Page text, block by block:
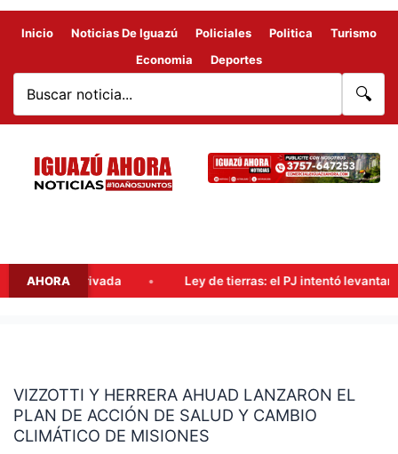
Inicio Noticias De Iguazú Policiales Politica
Turismo
Economia
Deportes
🔍
AHORAprivada Ley de tierras: el PJ intentó levantar la
VIZZOTTI Y HERRERA AHUAD LANZARON EL
PLAN DE ACCIÓN DE SALUD Y CAMBIO
CLIMÁTICO DE MISIONES
HERRERA
AHUAD
LANZARON